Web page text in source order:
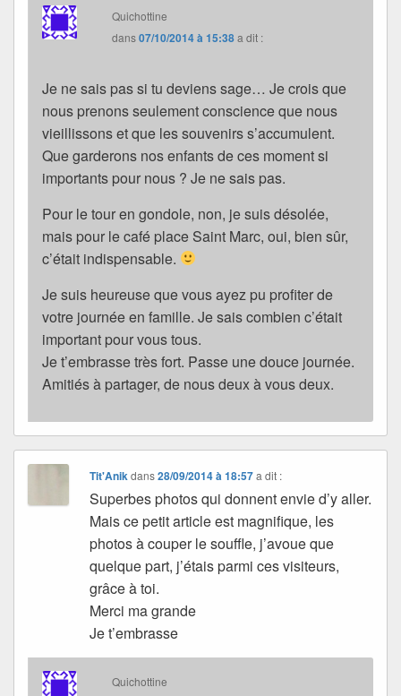
Quichottine
dans07/10/2014 à 15:38a dit :
Je ne sais pas si tu deviens sage… Je crois que
nous prenons seulement conscience que nous
vieillissons et que les souvenirs s’accumulent.
Que garderons nos enfants de ces moment si
importants pour nous ? Je ne sais pas.
Pour le tour en gondole, non, je suis désolée,
mais pour le café place Saint Marc, oui, bien sûr,
c’était indispensable.
Je suis heureuse que vous ayez pu profiter de
votre journée en famille. Je sais combien c’était
important pour vous tous.
Je t’embrasse très fort. Passe une douce journée.
Amitiés à partager, de nous deux à vous deux.
Tit'Anikdans28/09/2014 à 18:57 a dit :
Superbes photos qui donnent envie d’y aller.
Mais ce petit article est magnifique, les
photos à couper le souffle, j’avoue que
quelque part, j’étais parmi ces visiteurs,
grâce à toi.
Merci ma grande
Je t’embrasse
Quichottine